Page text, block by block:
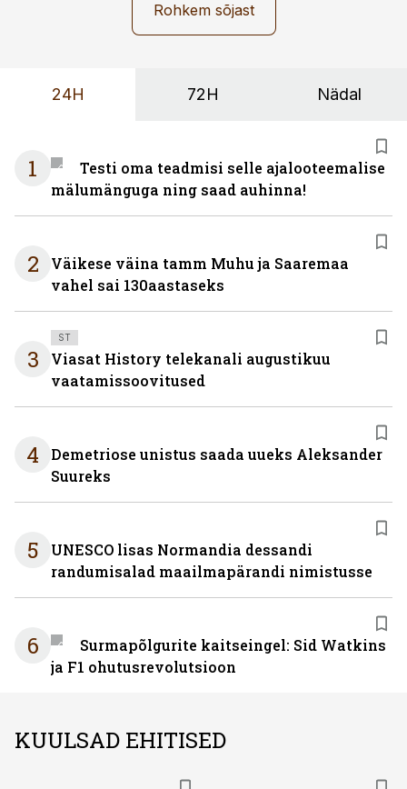
Rohkem sõjast
24H 72H Nädal
1
Testi oma teadmisi selle ajalooteemalise
mälumänguga ning saad auhinna!
2
Väikese väina tamm Muhu ja Saaremaa
vahel sai 130aastaseks
3
ST
Viasat History telekanali augustikuu
vaatamissoovitused
4
Demetriose unistus saada uueks Aleksander
Suureks
5
UNESCO lisas Normandia dessandi
randumisalad maailmapärandi nimistusse
6
Surmapõlgurite kaitseingel: Sid Watkins
ja F1 ohutusrevolutsioon
KUULSAD EHITISED